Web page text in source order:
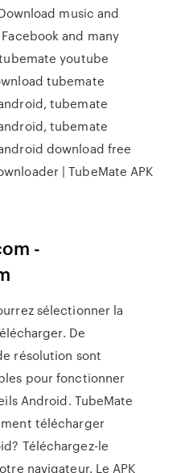
music and
and many
youtube
tubemate
tubemate
tubemate
download free
| TubeMate APK
-
sélectionner la
De
résolution sont
pour fonctionner
Android. TubeMate
télécharger
Téléchargez-le
navigateur. Le APK